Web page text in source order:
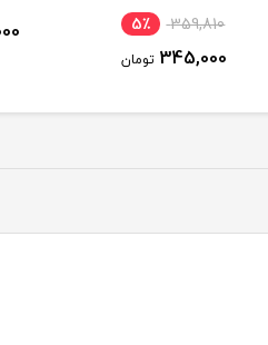
دانه کینوا مناسب موهای
دیده بدون سولفات حجم
359,810 5٪
345,000 تومان